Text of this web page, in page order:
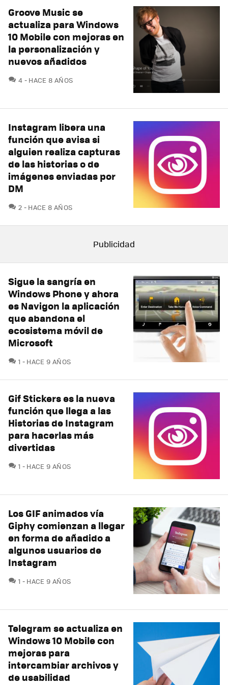
Groove Music se
actualiza para Windows
10 Mobile con mejoras en
la personalización y
nuevos añadidos
4 COMENTARIOS
HACE 8 AÑOS
Instagram libera una
función que avisa si
alguien realiza capturas
de las historias o de
imágenes enviadas por
DM
2 COMENTARIOS
HACE 8 AÑOS
Sigue la sangría en
Windows Phone y ahora
es Navigon la aplicación
que abandona el
ecosistema móvil de
Microsoft
1 COMENTARIOS
HACE 9 AÑOS
Gif Stickers es la nueva
función que llega a las
Historias de Instagram
para hacerlas más
divertidas
1 COMENTARIOS
HACE 9 AÑOS
Los GIF animados vía
Giphy comienzan a llegar
en forma de añadido a
algunos usuarios de
Instagram
1 COMENTARIOS
HACE 9 AÑOS
Telegram se actualiza en
Windows 10 Mobile con
mejoras para
intercambiar archivos y
de usabilidad